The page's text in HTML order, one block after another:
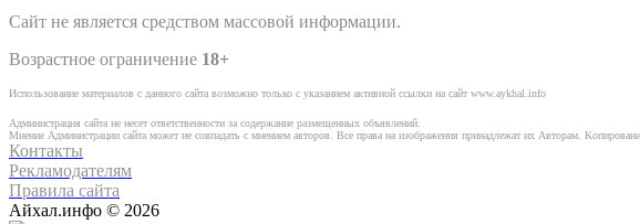
Сайт не является средством массовой информации.
Возрастное ограничение 18+
Использование материалов с данного сайта возможно только с указанием активной ссылки на сайт www.aykhal.info
Администрация сайта не несет ответственности за содержание размещенных объявлений.
Мнение Администрации сайта может не совпадать с мнением авторов. Все права на изображения принадлежат их Авторам.
Контакты
Рекламодателям
Правила сайта
Айхал.инфо © 2026